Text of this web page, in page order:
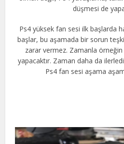
düşmesi de
Ps4 yüksek fan sesi ilk başlarda
başlar, bu aşamada bir sorun
zarar vermez. Zamanla
yapacaktır. Zaman daha da
Ps4 fan sesi aşama